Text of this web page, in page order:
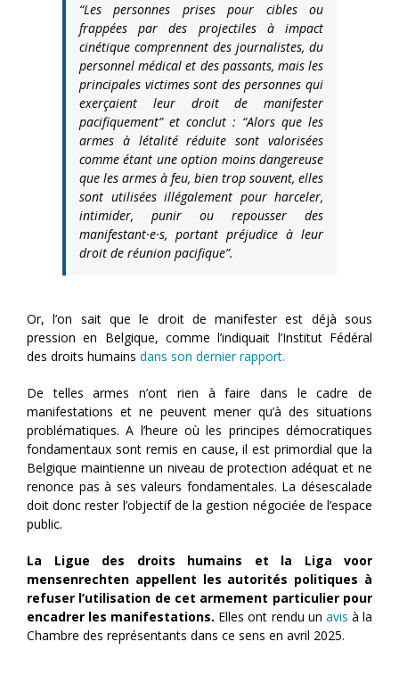
“Les personnes prises pour cibles ou
frappées par des projectiles à impact
cinétique comprennent des journalistes, du
personnel médical et des passants, mais les
principales victimes sont des personnes qui
exerçaient leur droit de manifester
pacifiquement” et conclut : “Alors que les
armes à létalité réduite sont valorisées
comme étant une option moins dangereuse
que les armes à feu, bien trop souvent, elles
sont utilisées illégalement pour harceler,
intimider, punir ou repousser des
manifestant·e·s, portant préjudice à leur
droit de réunion pacifique”.
Or, l’on sait que le droit de manifester est déjà sous
pression en Belgique, comme l’indiquait l’Institut Fédéral
des droits humains dans son dernier rapport.
De telles armes n’ont rien à faire dans le cadre de
manifestations et ne peuvent mener qu’à des situations
problématiques. A l’heure où les principes démocratiques
fondamentaux sont remis en cause, il est primordial que la
Belgique maintienne un niveau de protection adéquat et ne
renonce pas à ses valeurs fondamentales. La désescalade
doit donc rester l’objectif de la gestion négociée de l’espace
public.
La Ligue des droits humains et la Liga voor
mensenrechten appellent les autorités politiques à
refuser l’utilisation de cet armement particulier pour
encadrer les manifestations. Elles ont rendu un avis à la
Chambre des représentants dans ce sens en avril 2025.